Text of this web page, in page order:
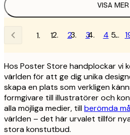
VISA MER
1 2 3 4 …
Hos Poster Store handplockar vi
världen för att ge dig unika
skapa en plats som verkligen
formgivare till illustratörer och
alla möjliga medier, tillberömda
världen – det här urvalet tillför
stora konstutbud.